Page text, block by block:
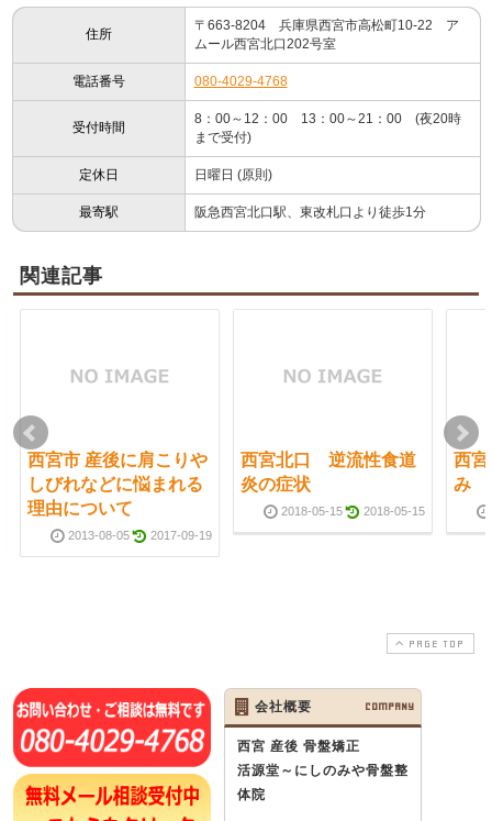
住所
〒663-8204 兵庫県西宮市高松町10-22 ア
ムール西宮北口202号室
電話番号 080-4029-4768
受付時間
8：00～12：00 13：00～21：00 (夜20時
まで受付)
定休日 日曜日 (原則)
最寄駅 阪急西宮北口駅、東改札口より徒歩1分
関連記事
西宮市 産後に肩こりや
しびれなどに悩まれる
理由について
2013-08-05 2017-09-19
西宮北口 逆流性食道
炎の症状
2018-05-15 2018-05-15
西
み
PAGE TOP
会社概要 COMPANY
西宮 産後 骨盤矯正
活源堂～にしのみや骨盤整
体院